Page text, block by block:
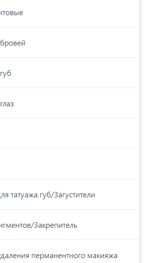
татуажа губ/Загустители
Закрепитель
перманентного макияжа